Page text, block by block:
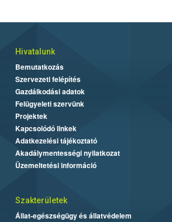
Hivatalunk
Bemutatkozás
Szervezeti felépítés
Gazdálkodási adatok
Felügyeleti szervünk
Projektek
Kapcsolódó linkek
Adatkezelési tájékoztató
Akadálymentességi nyilatkozat
Üzemeltetési információ
Szakterületek
Állat-egészségügy és állatvédelem